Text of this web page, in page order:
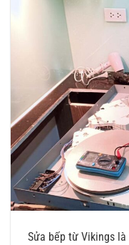
Sửa bếp từ Vikings